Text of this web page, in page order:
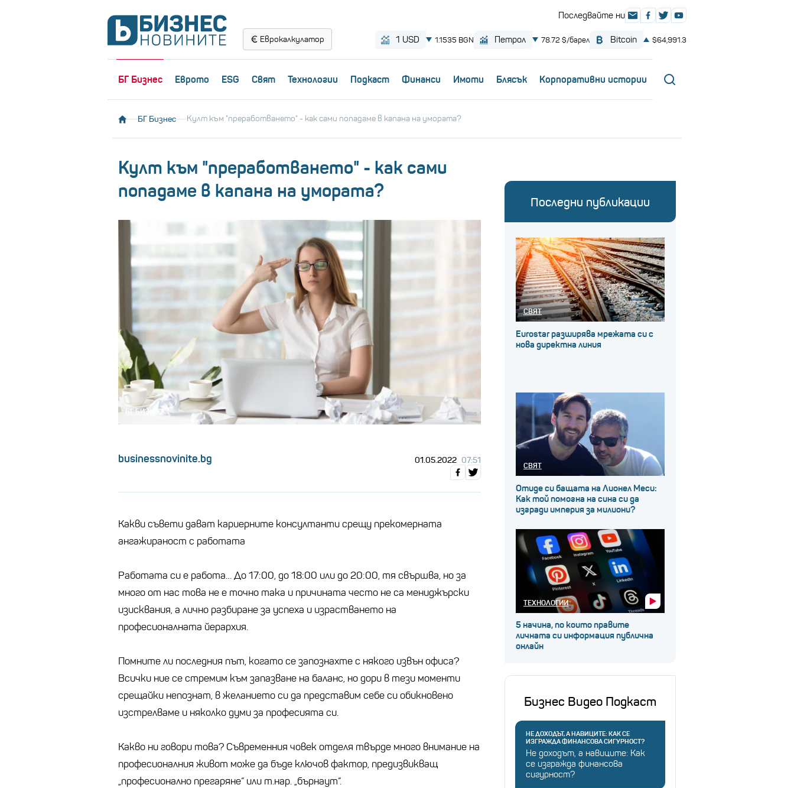
Еврокалкулатор
БГ Бизнес Еврото ESG Свят Технологии Пoдкаст Финанси Имоти Блясък Корпоративни истории
БГ Бизнес Култ към "преработването" - как сами попадаме в капана на умората?
Култ към "преработването" - как сами
попадаме в капана на умората?
БГ БИЗНЕС
businessnovinite.bg 01.05.2022 07:51
Какви съвети дават кариерните консултанти срещу прекомерната
ангажираност с работата
Работата си е работа… До 17:00, до 18:00 или до 20:00, тя свършва, но за
много от нас това не е точно така и причината често не са мениджърски
изисквания, а лично разбиране за успеха и израстването на
професионалната йерархия.
Помните ли последния път, когато се запознахте с някого извън офиса?
Всички ние се стремим към запазване на баланс, но дори в тези моменти
срещайки непознат, в желанието си да представим себе си обикновено
изстрелваме и няколко думи за професията си.
Какво ни говори това? Съвременния човек отделя твърде много внимание на
професионалния живот може да бъде ключов фактор, предизвикващ
„професионално прегаряне“ или т.нар. „бърнаут“.
Последни публикации
СВЯТ
Eurostar разширява мрежата си с
нова директна линия
СВЯТ
Отиде си бащата на Лионел Меси:
Как той помогна на сина си да
изгради империя за милиони?
ТЕХНОЛОГИИ
5 начина, по които правите
личната си информация публична
онлайн
Бизнес Видео Подкаст
НЕ ДОХОДЪТ, А НАВИЦИТЕ: КАК СЕ
ИЗГРАЖДА ФИНАНСОВА СИГУРНОСТ?
Не доходът, а навиците: Как
се изгражда финансова
сигурност?